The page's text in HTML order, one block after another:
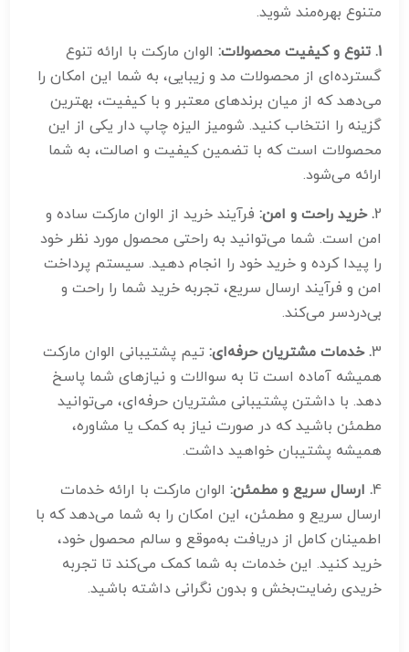
متنوع بهره‌مند شوید.
1. تنوع و کیفیت محصولات:
الوان مارکت با ارائه تنوع
گسترده‌ای از محصولات مد و زیبایی، به شما این امکان را
می‌دهد که از میان برندهای معتبر و با کیفیت، بهترین
گزینه را انتخاب کنید. شومیز الیزه چاپ دار یکی از این
محصولات است که با تضمین کیفیت و اصالت، به شما
ارائه می‌شود.
2. خرید راحت و امن: فرآیند خرید از الوان مارکت ساده و
امن است. شما می‌توانید به راحتی محصول مورد نظر خود
را پیدا کرده و خرید خود را انجام دهید. سیستم پرداخت
امن و فرآیند ارسال سریع، تجربه خرید شما را راحت و
بی‌دردسر می‌کند.
3. خدمات مشتریان حرفه‌ای: تیم پشتیبانی الوان مارکت
همیشه آماده است تا به سوالات و نیازهای شما پاسخ
دهد. با داشتن پشتیبانی مشتریان حرفه‌ای، می‌توانید
مطمئن باشید که در صورت نیاز به کمک یا مشاوره،
همیشه پشتیبان خواهید داشت.
4. ارسال سریع و مطمئن: الوان مارکت با ارائه خدمات
ارسال سریع و مطمئن، این امکان را به شما می‌دهد که با
اطمینان کامل از دریافت به‌موقع و سالم محصول خود،
خرید کنید. این خدمات به شما کمک می‌کند تا تجربه
خریدی رضایت‌بخش و بدون نگرانی داشته باشید.